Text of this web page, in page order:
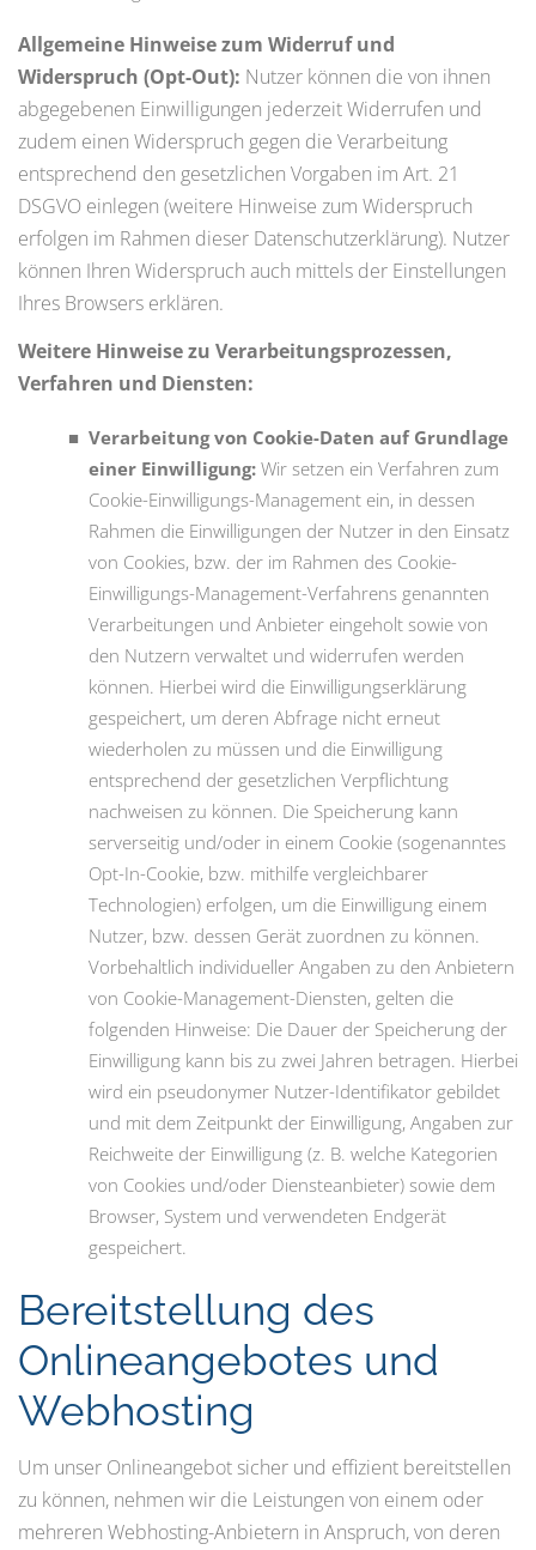
Allgemeine Hinweise zum Widerruf und
Widerspruch (Opt-Out): Nutzer können die von ihnen
abgegebenen Einwilligungen jederzeit Widerrufen und
zudem einen Widerspruch gegen die Verarbeitung
entsprechend den gesetzlichen Vorgaben im Art. 21
DSGVO einlegen (weitere Hinweise zum Widerspruch
erfolgen im Rahmen dieser Datenschutzerklärung). Nutzer
können Ihren Widerspruch auch mittels der Einstellungen
Ihres Browsers erklären.
Weitere Hinweise zu Verarbeitungsprozessen,
Verfahren und Diensten:
Verarbeitung von Cookie-Daten auf Grundlage
einer Einwilligung:Wir setzen ein Verfahren zum
Cookie-Einwilligungs-Management ein, in dessen
Rahmen die Einwilligungen der Nutzer in den Einsatz
von Cookies, bzw. der im Rahmen des Cookie-
Einwilligungs-Management-Verfahrens genannten
Verarbeitungen und Anbieter eingeholt sowie von
den Nutzern verwaltet und widerrufen werden
können. Hierbei wird die Einwilligungserklärung
gespeichert, um deren Abfrage nicht erneut
wiederholen zu müssen und die Einwilligung
entsprechend der gesetzlichen Verpflichtung
nachweisen zu können. Die Speicherung kann
serverseitig und/oder in einem Cookie (sogenanntes
Opt-In-Cookie, bzw. mithilfe vergleichbarer
Technologien) erfolgen, um die Einwilligung einem
Nutzer, bzw. dessen Gerät zuordnen zu können.
Vorbehaltlich individueller Angaben zu den Anbietern
von Cookie-Management-Diensten, gelten die
folgenden Hinweise: Die Dauer der Speicherung der
Einwilligung kann bis zu zwei Jahren betragen. Hierbei
wird ein pseudonymer Nutzer-Identifikator gebildet
und mit dem Zeitpunkt der Einwilligung, Angaben zur
Reichweite der Einwilligung (z. B. welche Kategorien
von Cookies und/oder Diensteanbieter) sowie dem
Browser, System und verwendeten Endgerät
gespeichert.
Bereitstellung des
Onlineangebotes und
Webhosting
Um unser Onlineangebot sicher und effizient bereitstellen
zu können, nehmen wir die Leistungen von einem oder
mehreren Webhosting-Anbietern in Anspruch, von deren